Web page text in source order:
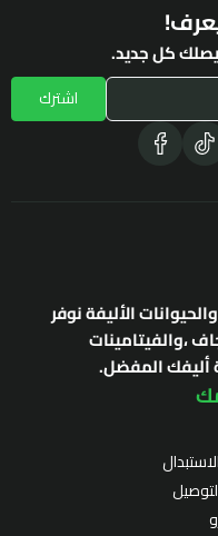
كل جديد.
اشترك
الأليفة نوفر
،والفيتامينات
أليفك المفضل.